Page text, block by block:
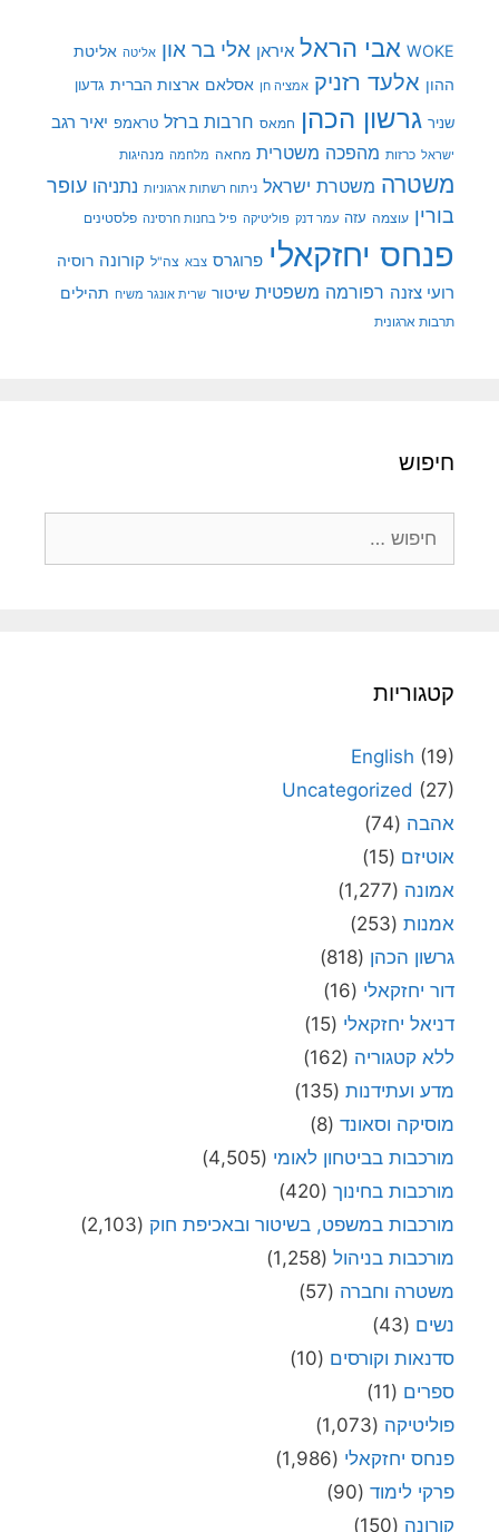
WOKE אבי הראל איראן אלי בר און אליטה אליטת
ההון אלעד רזניק אמציה חן אסלאם ארצות הברית גדעון
שניר גרשון הכהן חמאס חרבות ברזל טראמפ יאיר רגב
ישראל כרזות מהפכה משטרית מחאה מלחמה מנהיגות
משטרה משטרת ישראל ניתוח רשתות ארגוניות נתניהו עופר
בורין עוצמה עזה עמר דנק פוליטיקה פיל בחנות חרסינה פלסטינים
פנחס יחזקאלי פרוגרס צבא צה"ל קורונה רוסיה
רועי צזנה רפורמה משפטית שיטור שרית אונגר משיח תהילים
תרבות ארגונית
חיפוש
קטגוריות
English (19)
Uncategorized (27)
אהבה (74)
אוטיזם (15)
אמונה (1,277)
אמנות (253)
גרשון הכהן (818)
דור יחזקאלי (16)
דניאל יחזקאלי (15)
ללא קטגוריה (162)
מדע ועתידנות (135)
מוסיקה וסאונד (8)
מורכבות בביטחון לאומי (4,505)
מורכבות בחינוך (420)
מורכבות במשפט, בשיטור ובאכיפת חוק (2,103)
מורכבות בניהול (1,258)
משטרה וחברה (57)
נשים (43)
סדנאות וקורסים (10)
ספרים (11)
פוליטיקה (1,073)
פנחס יחזקאלי (1,986)
פרקי לימוד (90)
קורונה (150)